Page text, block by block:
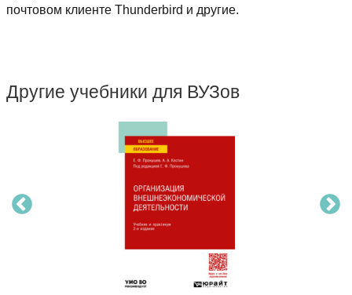
почтовом клиенте Thunderbird и другие.
Другие учебники для ВУЗов